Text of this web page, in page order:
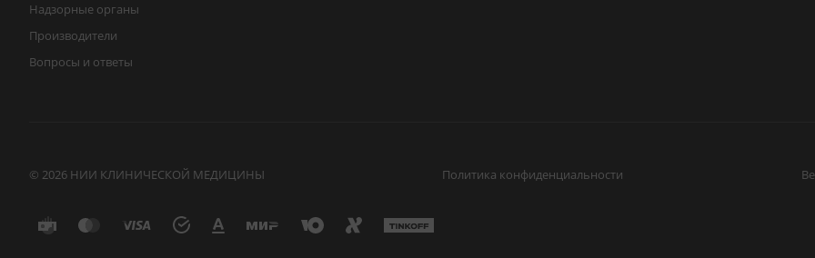
Надзорные органы
Производители
Вопросы и ответы
© 2026 НИИ КЛИНИЧЕСКОЙ МЕДИЦИНЫ Политика конфиденциальности